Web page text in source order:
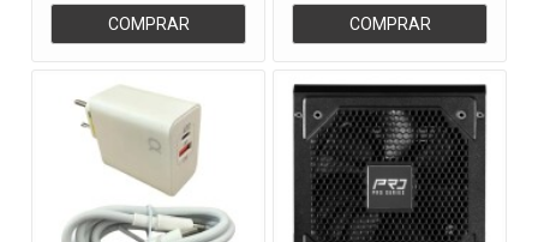
COMPRAR COMPRAR